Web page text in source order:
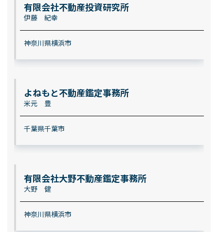
有限会社不動産投資研究所
伊藤 紀幸
神奈川県横浜市
よねもと不動産鑑定事務所
米元 豊
千葉県千葉市
有限会社大野不動産鑑定事務所
大野 健
神奈川県横浜市